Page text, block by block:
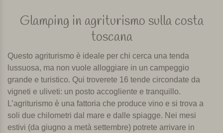
Glamping in agriturismo sulla costa
toscana
Questo agriturismo è ideale per chi cerca una tenda
lussuosa, ma non vuole alloggiare in un campeggio
grande e turistico. Qui troverete 16 tende circondate da
vigneti e uliveti: un posto accogliente e tranquillo.
L’agriturismo è una fattoria che produce vino e si trova a
soli due chilometri dal mare e dalle spiagge. Nei mesi
estivi (da giugno a metà settembre) potrete arrivare in